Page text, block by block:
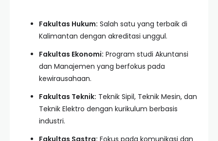
Fakultas Hukum: Salah satu yang terbaik di
Kalimantan dengan akreditasi unggul.
Fakultas Ekonomi: Program studi Akuntansi
dan Manajemen yang berfokus pada
kewirausahaan.
Fakultas Teknik: Teknik Sipil, Teknik Mesin, dan
Teknik Elektro dengan kurikulum berbasis
industri.
Fakultas Sastra: Fokus pada komunikasi dan